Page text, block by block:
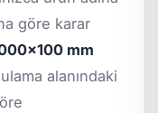
göre karar
mm
alanındaki